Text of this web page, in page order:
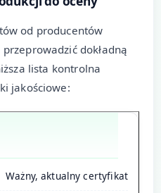
od producentów
dokładną
lista kontrolna
jakościowe:
Ważny, aktualny certyfikat